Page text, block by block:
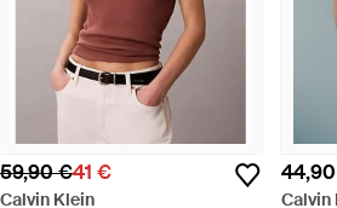
59,90 €41 €
Calvin Klein
Calvin